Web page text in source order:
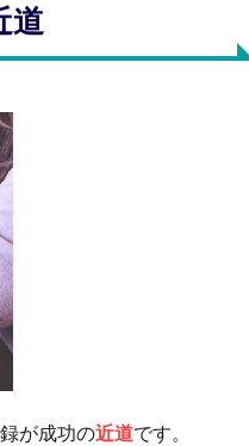
道
が成功の近道です。